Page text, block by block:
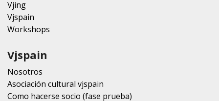
Vjing
Vjspain
Workshops
Vjspain
Nosotros
Asociación cultural vjspain
Como hacerse socio (fase prueba)